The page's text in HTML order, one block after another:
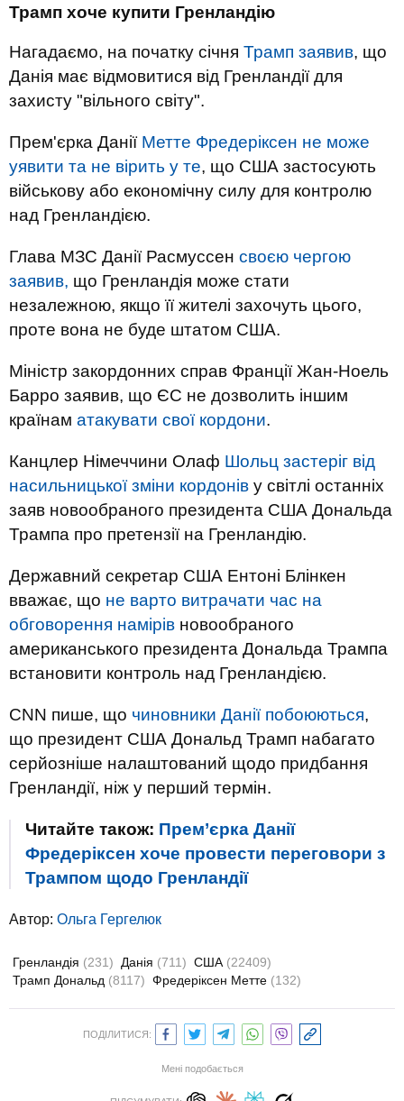
Трамп хоче купити Гренландію
Нагадаємо, на початку січня Трамп заявив, що
Данія має відмовитися від Гренландії для
захисту "вільного світу".
Прем'єрка Данії Метте Фредеріксен не може
уявити та не вірить у те, що США застосують
військову або економічну силу для контролю
над Гренландією.
Глава МЗС Данії Расмуссен своєю чергою
заявив, що Гренландія може стати
незалежною, якщо її жителі захочуть цього,
проте вона не буде штатом США.
Міністр закордонних справ Франції Жан-Ноель
Барро заявив, що ЄС не дозволить іншим
країнам атакувати свої кордони.
Канцлер Німеччини Олаф Шольц застеріг від
насильницької зміни кордонів у світлі останніх
заяв новообраного президента США Дональда
Трампа про претензії на Гренландію.
Державний секретар США Ентоні Блінкен
вважає, що не варто витрачати час на
обговорення намірів новообраного
американського президента Дональда Трампа
встановити контроль над Гренландією.
CNN пише, що чиновники Данії побоюються,
що президент США Дональд Трамп набагато
серйозніше налаштований щодо придбання
Гренландії, ніж у перший термін.
Читайте також: Прем’єрка Данії
Фредеріксен хоче провести переговори з
Трампом щодо Гренландії
Автор: Ольга Гергелюк
Гренландія (231) Данія (711) США (22409)
Трамп Дональд (8117) Фредеріксен Метте (132)
ПОДІЛИТИСЯ:
Мені подобається